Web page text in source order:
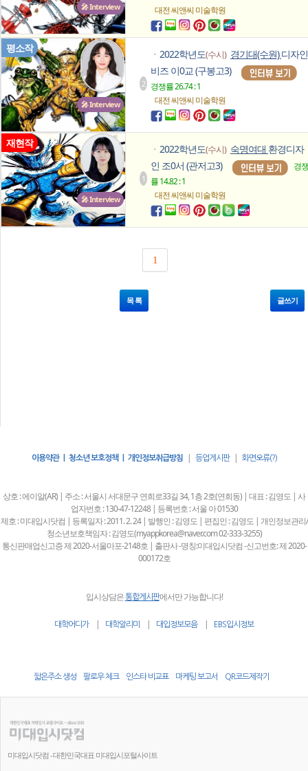
🎤 Interview
대전 씨앤씨미술학원
🎤 Interview
평소작
2
ㆍ 2022학년도(수시) 경기대(수원)디자인
비즈 이0교 (구봉고3)
경쟁률 26.74 : 1
대전 씨앤씨미술학원
🎤 Interview
재현작
1
ㆍ 2022학년도(수시) 숙명여대 환경디자
인 조0서 (관저고3)
경쟁
률 14.82 : 1
대전 씨앤씨미술학원
1
목 록 글쓰기
이용약관 | 청소년 보호정책 | 개인정보취급방침| 등업게시판| 화면오류(?)
상호 : 에이알(AR) | 주소 : 서울시 서대문구 연희로33길 34, 1층 2호(연희동) | 대표 : 김영도 | 사
업자번호 : 130-47-12248 | 등록번호 : 서울 아 01530
제호 : 미대입시닷컴 | 등록일자 : 2011. 2. 24 | 발행인 : 김영도 | 편집인 : 김영도 | 개인정보관리/
청소년보호책임자 : 김영도(myappkorea@naver.com 02-333-3255)
통신판매업신고증 제 2020-서울마포-2148호 | 출판사 -명칭:미대입시닷컴 -신고번호: 제 2020-
000172호
입시상담은통합게시판에서만 가능합니다!
대학어디가| 대학알리미 | 대입정보모음| EBS입시정보
짧은주소 생성 팔로우 체크 인스타 비교표 마케팅 보고서 QR코드제작기
미대입시닷컴 - 대한민국대표 미대입시포털사이트